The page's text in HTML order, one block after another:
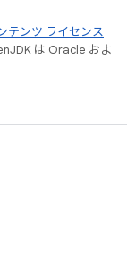
テンツ ライセンス
は Oracle およ